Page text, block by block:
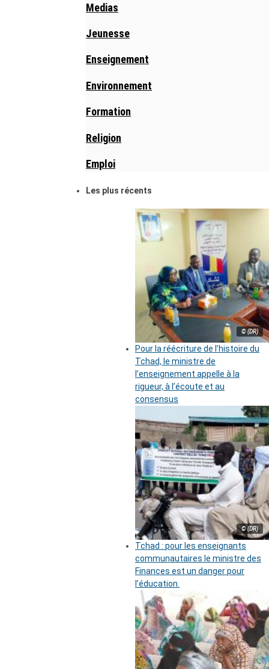
Medias
Jeunesse
Enseignement
Environnement
Formation
Religion
Emploi
Les plus récents
© (DR)
Pour la réécriture de l’histoire du
Tchad, le ministre de
l’enseignement appelle à la
rigueur, à l’écoute et au
consensus
© (DR)
Tchad : pour les enseignants
communautaires le ministre des
Finances est un danger pour
l’éducation.